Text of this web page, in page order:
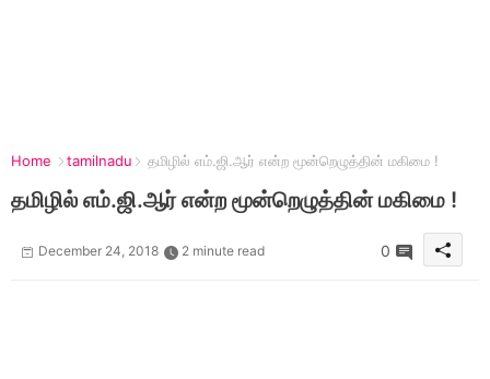
Home tamilnadu தமிழில் எம்.ஜி.ஆர் என்ற மூன்றெழுத்தின் மகிமை !
தமிழில் எம்.ஜி.ஆர் என்ற மூன்றெழுத்தின் மகிமை !
December 24, 2018 2 minute read 0